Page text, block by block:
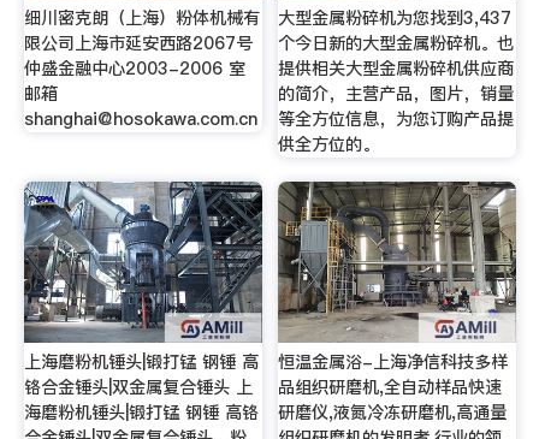
细川密克朗（上海）粉体机械有
限公司上海市延安西路2067号
仲盛金融中心2003-2006 室
邮箱
shanghai@hosokawa.com.cn
大型金属粉碎机为您找到3,437
个今日新的大型金属粉碎机。也
提供相关大型金属粉碎机供应商
的简介，主营产品，图片，销量
等全方位信息，为您订购产品提
供全方位的。
上海磨粉机锤头|锻打锰 钢锤 高
铬合金锤头|双金属复合锤头 上
海磨粉机锤头|锻打锰 钢锤 高铬
恒温金属浴-上海净信科技多样
品组织研磨机,全自动样品快速
研磨仪,液氮冷冻研磨机,高通量